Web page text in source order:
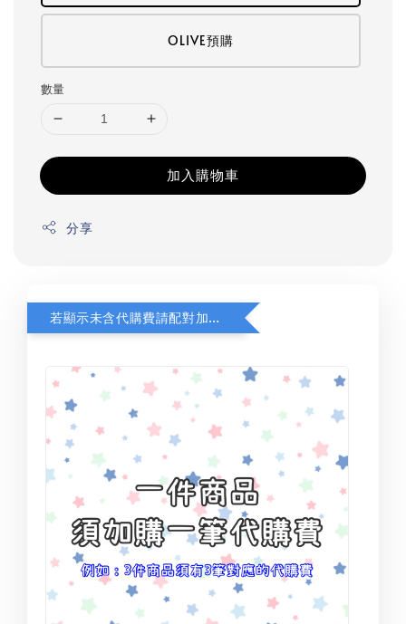
OLIVE預購
數量
加入購物車
分享
若顯示未含代購費請配對加購(未加購視同無效訂單)